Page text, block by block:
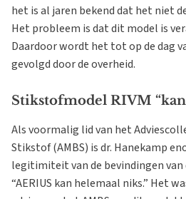
het is al jaren bekend dat het niet
Het probleem is dat dit model is
Daardoor wordt het tot op de dag
gevolgd door de overheid.
Stikstofmodel RIVM
Als voormalig lid van het
Stikstof (AMBS) is dr. Hanekamp
legitimiteit van de bevindingen van
“AERIUS kan helemaal niks.” Het